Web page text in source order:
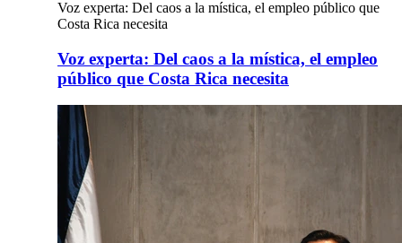
Voz experta: Del caos a la mística, el empleo público que
Costa Rica necesita
Voz experta: Del caos a la mística, el empleo
público que Costa Rica necesita